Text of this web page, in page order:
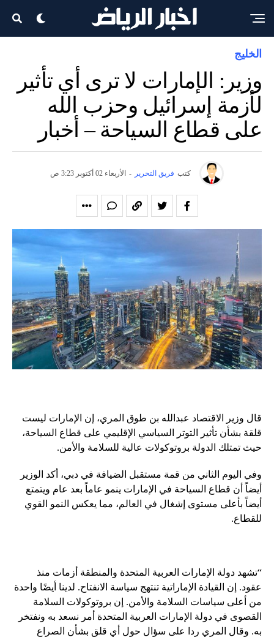
الخليج
وزير: الإمارات لا ترى أي تأثير
لأزمة إسرائيل وحزب الله
على قطاع السياحة – أخبار
كتب فريق التحرير - الأربعاء 02 أكتوبر 3:23 ص
قال وزير الاقتصاد عبدالله بن طوق المري، إن الإمارات ليست
قلقة بشأن تأثير التوتر السياسي الإقليمي على قطاع السياحة،
حيث تمتلك الدولة بروتوكولات عالية للسلامة والأمن.
وفي اليوم الثاني من قمة مستقبل الضيافة في دبي، أكد الوزير
أيضاً أن قطاع السياحة في الإمارات ينمو عاماً بعد عام ويتمتع
أيضاً بأعلى مستوى إشغال في العالم، مما يعكس النمو القوي
للقطاع.
“تشهد دولة الإمارات العربية المتحدة والمنطقة أزمات منذ
عقود. إن القيادة الإماراتية تنتهج سياسة الانفتاح. لدينا أيضًا واحدة
من أعلى سياسات السلامة والأمن. إن بروتوكولات السلامة
القصوى في دولة الإمارات العربية المتحدة أمر نسعد به ونفتخر
به. وقال المري ردا على سؤال حول أي قلق بشأن الصراع